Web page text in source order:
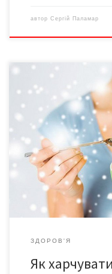
автор Сергій Паламар
Холодна пора року
вразливішою, її все
Скорочення світлового
більшість людей
рухатися, все частіше
до весни. Як
Тут допоможуть
ЗДОРОВ'Я
Як